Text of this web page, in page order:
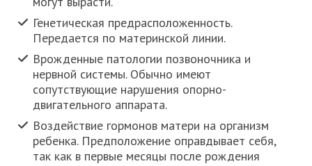
Генетическая предрасположенность.
Передается по материнской линии.
Врожденные патологии позвоночника и
нервной системы. Обычно имеют
сопутствующие нарушения опорно-
двигательного аппарата.
Воздействие гормонов матери на организм
ребенка. Предположение оправдывает себя,
так как в первые месяцы после рождения